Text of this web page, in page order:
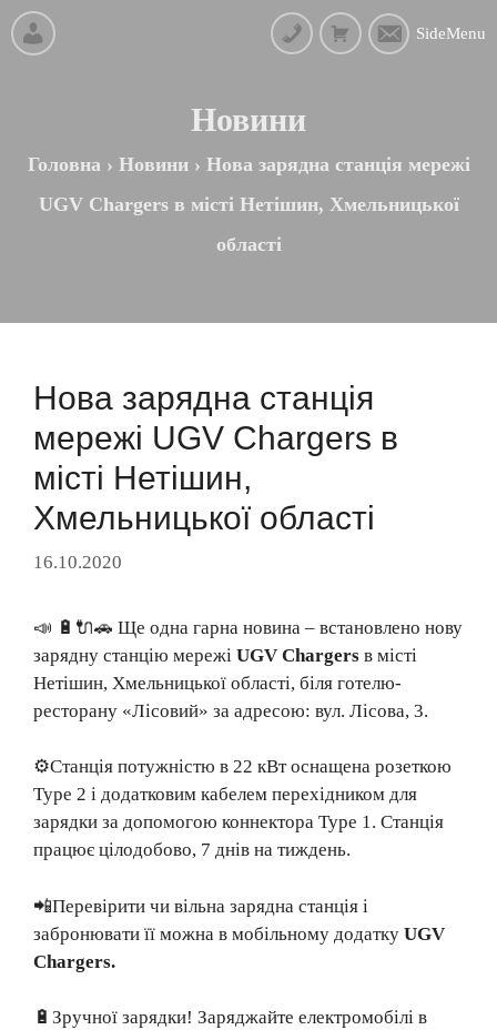
SideMenu
Новини
Головна › Новини› Нова зарядна станція мережі
UGV Chargers в місті Нетішин, Хмельницької
області
Нова зарядна станція
мережі UGV Chargers в
місті Нетішин,
Хмельницької області
16.10.2020
📣 🔋🔌🚗 Ще одна гарна новина – встановлено ​​нову
зарядну станцію мережі UGV Chargers в місті
Нетішин, Хмельницької області, біля готелю-
ресторану «Лісовий» за адресою: вул. Лісова, 3.
⚙️Станція потужністю в 22 кВт оснащена розеткою
Type 2 і додатковим кабелем перехідником для
зарядки за допомогою коннектора Type 1. Станція
працює цілодобово, 7 днів на тиждень.
📲Перевірити чи вільна зарядна станція і
забронювати її можна в мобільному додатку UGV
Chargers.
🔋Зручної зарядки! Заряджайте електромобілі в